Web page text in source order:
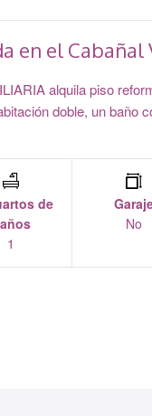
en el Cabañal
alquila piso
doble, un baño
de
1
No